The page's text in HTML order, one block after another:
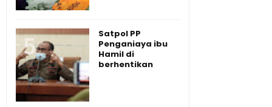
Satpol PP
Penganiaya ibu
Hamil di
berhentikan